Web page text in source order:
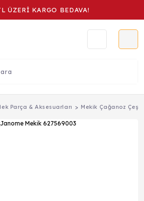
ÜZERİ KARGO BEDAVA!
Parça & Aksesuarları Mekik Çağanoz